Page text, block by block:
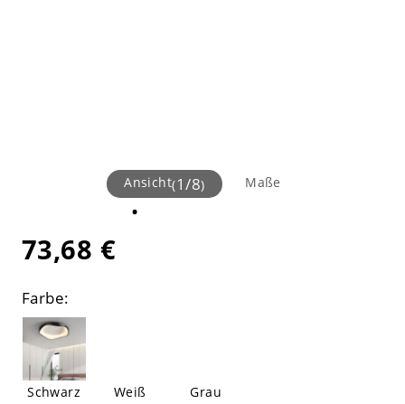
Ansicht(1/8) Maße
73,68 €
Farbe:
Schwarz Weiß Grau